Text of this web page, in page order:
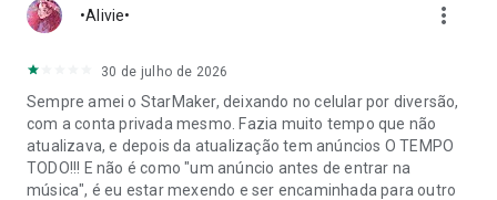
G15
Está com dificuldades para cantar ou usar o app? Entre em
contato com nossa equipe de suporte pelo e-mail:
appsupport@starmakerinteractive.com
Teremos o maior prazer em ajudar e responder todas as
suas dúvidas!
•Alivie• more_vert
30 de julho de 2026
Sempre amei o StarMaker, deixando no celular por diversão,
com a conta privada mesmo. Fazia muito tempo que não
atualizava, e depois da atualização tem anúncios O TEMPO
TODO!!! E não é como "um anúncio antes de entrar na
música", é eu estar mexendo e ser encaminhada para outro